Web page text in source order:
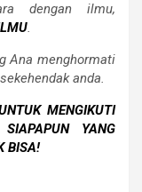
dengan ilmu,
.
Ana menghormati
anda.
MENGIKUTI
SIAPAPUN YANG
BISA!